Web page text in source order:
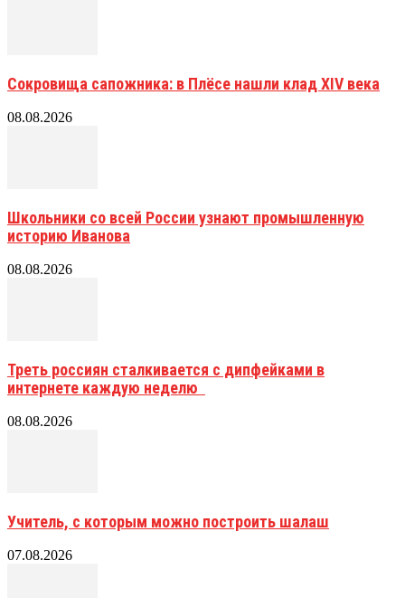
Сокровища сапожника: в Плёсе нашли клад XIV века
08.08.2026
Школьники со всей России узнают промышленную
историю Иванова
08.08.2026
Треть россиян сталкивается с дипфейками в
интернете каждую неделю
08.08.2026
Учитель, с которым можно построить шалаш
07.08.2026